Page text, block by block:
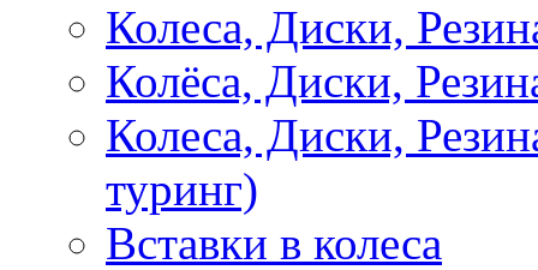
Колеса, Диски,
Колёса, Диски,
Колеса, Диски,
туринг)
Вставки в колеса